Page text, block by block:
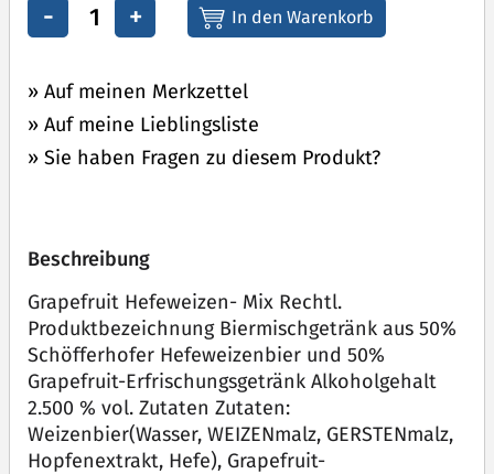
- +
» Auf meinen Merkzettel
» Auf meine Lieblingsliste
» Sie haben Fragen zu diesem Produkt?
Beschreibung
Grapefruit Hefeweizen- Mix Rechtl.
Produktbezeichnung Biermischgetränk aus 50%
Schöfferhofer Hefeweizenbier und 50%
Grapefruit-Erfrischungsgetränk Alkoholgehalt
2.500 % vol. Zutaten Zutaten:
Weizenbier(Wasser, WEIZENmalz, GERSTENmalz,
Hopfenextrakt, Hefe), Grapefruit-